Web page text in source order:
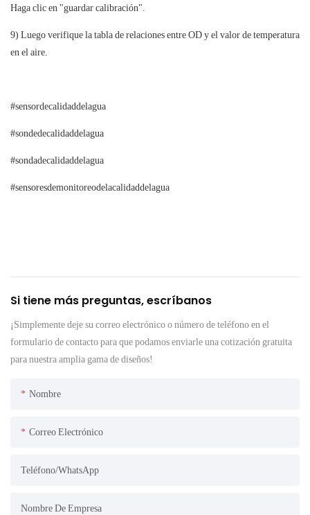
Haga clic en "guardar calibración".
9) Luego verifique la tabla de relaciones entre OD y el valor de temperatura
en el aire.
#sensordecalidaddelagua
#sondedecalidaddelagua
#sondadecalidaddelagua
#sensoresdemonitoreodelacalidaddelagua
Si tiene más preguntas, escríbanos
¡Simplemente deje su correo electrónico o número de teléfono en el
formulario de contacto para que podamos enviarle una cotización gratuita
para nuestra amplia gama de diseños!
Nombre
Correo Electrónico
Teléfono/WhatsApp
Nombre De Empresa